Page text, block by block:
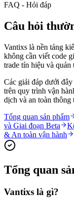
FAQ - Hỏi đáp
Câu hỏi
Vantixs là nền tảng
không cần viết code
trade tín hiệu và
Các giải đáp dưới
trên quy trình vận
dịch và an toàn thông
Tổng quan sản phẩm
và Giai đoạn Beta
& An toàn vận hành
Tổng quan
Vantixs là gì?